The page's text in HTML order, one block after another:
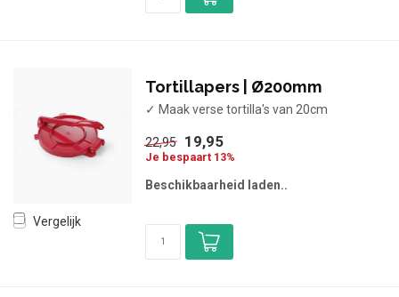
Vergelijk
Tortillapers | Ø200mm
✓ Maak verse tortilla's van 20cm
22,95 19,95
Je bespaart 13%
Beschikbaarheid laden..